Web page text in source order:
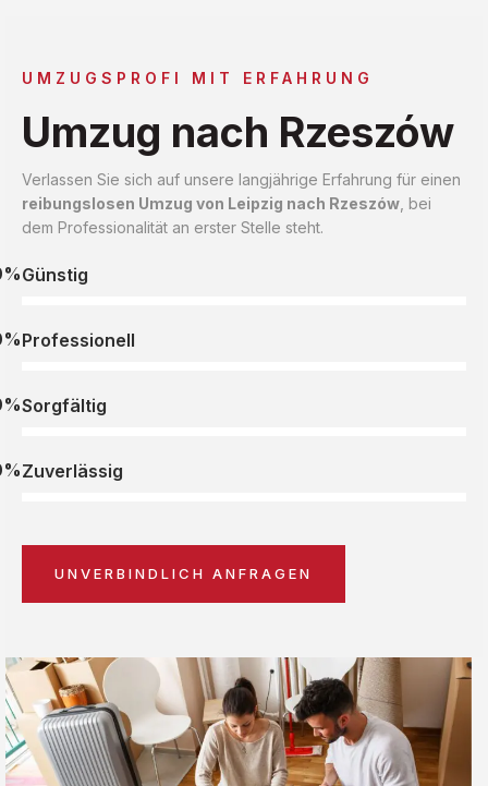
UMZUGSPROFI MIT ERFAHRUNG
Umzug nach Rzeszów
Verlassen Sie sich auf unsere langjährige Erfahrung für einen
reibungslosen Umzug von Leipzig nach Rzeszów , bei
dem Professionalität an erster Stelle steht.
Günstig
Professionell
Sorgfältig
Zuverlässig
UNVERBINDLICH ANFRAGEN